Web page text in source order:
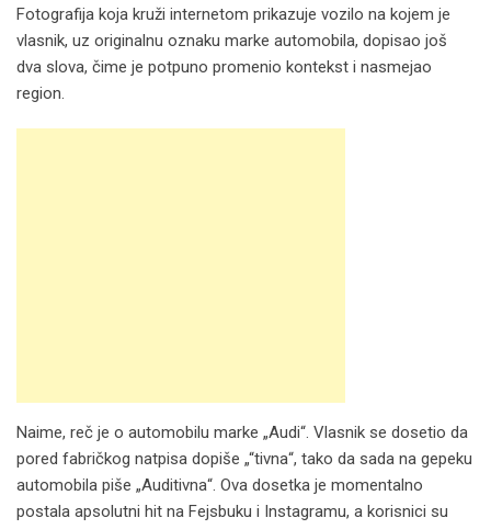
Fotografija koja kruži internetom prikazuje vozilo na kojem je
vlasnik, uz originalnu oznaku marke automobila, dopisao još
dva slova, čime je potpuno promenio kontekst i nasmejao
region.
Naime, reč je o automobilu marke „Audi“. Vlasnik se dosetio da
pored fabričkog natpisa dopiše „“tivna“, tako da sada na gepeku
automobila piše „Auditivna“. Ova dosetka je momentalno
postala apsolutni hit na Fejsbuku i Instagramu, a korisnici su